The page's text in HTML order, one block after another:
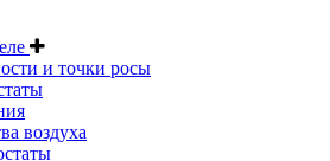
и точки росы
воздуха